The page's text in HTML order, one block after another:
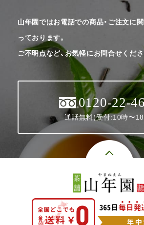
山年園ではお電話での商品・ご注文に
っております。
ご不明点など、お気軽にお問合せくだ
0120-22-
通話無料(受付:10時〜